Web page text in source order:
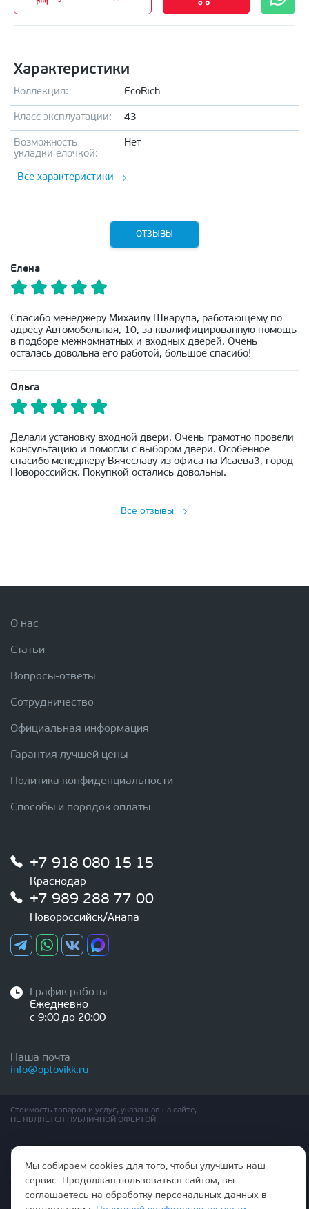
Характеристики
Коллекция: EcoRich
Класс эксплуатации: 43
Возможность
укладки елочкой:
Нет
Все характеристики
ОТЗЫВЫ
Елена
Спасибо менеджеру Михаилу Шкарупа, работающему по
адресу Автомобольная, 10, за квалифицированную помощь
в подборе межкомнатных и входных дверей. Очень
осталась довольна его работой, большое спасибо!
Ольга
Делали установку входной двери. Очень грамотно провели
консультацию и помогли с выбором двери. Особенное
спасибо менеджеру Вячеславу из офиса на Исаева3, город
Новороссийск. Покупкой остались довольны.
Все отзывы
О нас
Статьи
Вопросы-ответы
Сотрудничество
Официальная информация
Гарантия лучшей цены
Политика конфиденциальности
Способы и порядок оплаты
+7 918 080 15 15
Краснодар
+7 989 288 77 00
Новороссийск/Анапа
График работы
Ежедневно
с 9:00 до 20:00
Наша почта
info@optovikk.ru
Стоимость товаров и услуг, указанная на сайте,
НЕ ЯВЛЯЕТСЯ ПУБЛИЧНОЙ ОФЕРТОЙ
Правила эксплутации входных и межкомнатных дверей
Политика обработки персональных данных
Согласие на обработку персональных данных
Мы собираем cookies для того, чтобы улучшить наш
сервис. Продолжая пользоваться сайтом, вы
соглашаетесь на обработку персональных данных в